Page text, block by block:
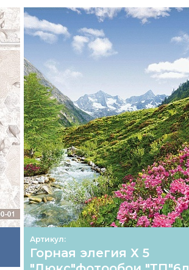
Артикул:
Горная элегия Х 5